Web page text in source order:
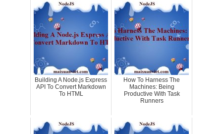
Building A Node.js Express
API To Convert Markdown
To HTML
How To Harness The
Machines: Being
Productive With Task
Runners